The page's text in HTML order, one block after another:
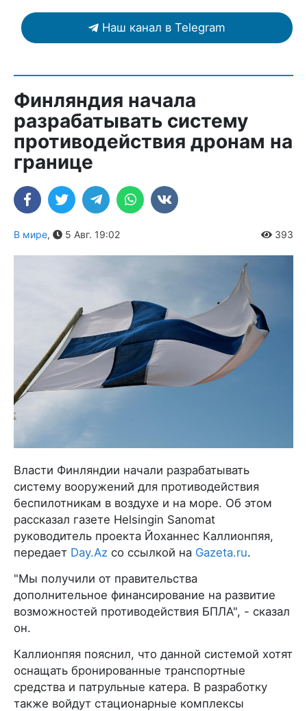
Наш канал в Telegram
Финляндия начала
разрабатывать систему
противодействия дронам на
границе
В мире, 5 Авг. 19:02 393
Власти Финляндии начали разрабатывать
систему вооружений для противодействия
беспилотникам в воздухе и на море. Об этом
рассказал газете Helsingin Sanomat
руководитель проекта Йоханнес Каллионпяя,
передает Day.Az со ссылкой на Gazeta.ru.
"Мы получили от правительства
дополнительное финансирование на развитие
возможностей противодействия БПЛА", - сказал
он.
Каллионпяя пояснил, что данной системой хотят
оснащать бронированные транспортные
средства и патрульные катера. В разработку
также войдут стационарные комплексы